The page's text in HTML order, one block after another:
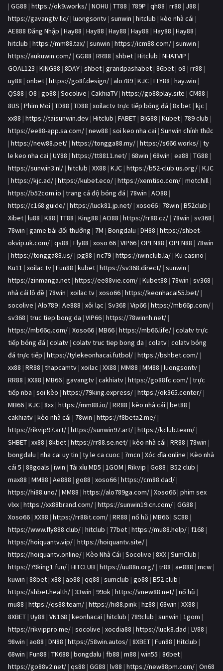
| GG88 | https://ok9.works/ | NOHU | TT88 | 789P | qh88 | rr88 | J88 |
https://gavangtv.llc/ | luongsontv | sunwin | hitclub | kèo nhà cái |
AE888 Đăng Nhập | Hay88 | Hay88 | Hay88 | Hay88 | Hay88 | Hay88 |
hitclub | https://mm88.tax/ | sunwin | https://icm88.com/ | sunwin |
https://aukuwin.com/ | GG88 | RR88 | shbet | Hitclub | NHATVIP |
GOAL123 | KING88 | 8DAY | shbet | grandpashabet | 86bet | o8 | rr88 |
uy88 | onbet | https://go8f.design/ | alo789 | KJC | FLY88 | hay.win |
QS88 | O8 | go88 | Socolive | CakhiaTV | https://go88play.site | CM88 |
8US | Phim Moi | TD88 | TD88 | xoilactv trực tiếp bóng đá | 8x bet | kjc |
xx88 | https://taisunwin.dev | Hitclub | FABET | BIG88 | Kubet | 789 club |
https://ee88-app.sa.com/ | new88 | soi keo nha cai | Sunwin chính thức
| https://new88.pet/ | https://tongga88.my/ | https://s666.works/ | ty
le keo nha cai | UY88 | https://tt8811.net/ | 68win | 68win | ea88 | TG88 |
https://sunwin3.nl/ | hitclub | XX88 | KJC | https://b52-club.us.org/ | KJC
| https://kjc.ad/ | https://kubet.eco/ | https://xemtiso.com/ | motchill |
https://b52com.io | trang cá độ bóng đá | 78win | AO88 |
https://c168.guide/ | https://luck81.jp.net/ | xoso66 | 78win | B52club |
Xibet | lu88 | K88 | TT88 | King88 | AO88 | https://rr88.cz/ | 78win | sv368 |
78win | game bài đổi thưởng | 7M | Bongdalu | DH88 | https://shbet-
okvip.uk.com/ | qs88 | Fly88 | xoso 66 | VIP66 | OPEN88 | OPEN88 | 78win
| https://tongga88.us/ | pg88 | ric79 | https://iwinclub.la/ | Ku casino |
Ku11 | xoilac tv | Fun88 | kubet | https://sv368.direct/ | sunwin |
https://zinmanga.net | https://ee88vie.com/ | Kubet88 | 78win | sv368 |
nhà cái lô đề | 78win | xoilac tv | xoso66 | https://keonhacai55.bet/ |
socolive | Alo789 | Ae888 | xôi lạc | Sv368 | Vip66 | https://mb66p.com/ |
sv368 | truc tiep bong da | VIP66 | https://78winnh.net/ |
https://mb66q.com/ | Xoso66 | MB66 | https://mb66.life/ | colatv trực
tiếp bóng đá | colatv | colatv truc tiep bong da | colatv | colatv bóng
đá trực tiếp | https://tylekeonhacai.futbol/ | https://bshbet.com/ |
xx88 | RR88 | thapcamtv | xoilac | XX88 | MM88 | MM88 | luongsontv |
RR88 | XX88 | MB66 | gavangtv | cakhiatv | https://go88fc.com/ | trực
tiếp nba | soi kèo | https://79king.express/ | https://ok365.center/ |
MB66 | KJC | 8xx | https://mm88.io/ | RR88 | kèo nhà cái | bet88 |
cakhiatv | kèo nhà cái | 78win | https://f8beta2.me/ |
https://rikvip97.art/ | https://sunwin97.art/ | https://kclub.team/ |
SHBET | xx88 | 8kbet | https://rr88.se.net/ | kèo nhà cái | RR88 | 78win |
bongdalu | nha cai uy tin | ty le ca cuoc | 7mcn | Xóc đĩa online | Kèo nhà
cái 5 | 88goals | iwin | Tài xỉu MD5 | 1GOM | Rikvip | Go88 | B52 club |
max88 | MM88 | Ae888 | go88 | xoso66 | https://cm88.dad/ |
https://hi88.uno/ | MM88 | https://alo789ga.com/ | Xoso66 | phim sex
vlxx | https://xx88brand.com/ | https://sunwin19.cn.com/ | GG88 |
Xoso66 | XX88 | https://rr88it.com/ | RR88 | nổ hũ | MB66 | SC88 |
https://www.fly888.club/ | hitclub | 77bet | https://mu88.help/ | f168 |
https://hoiquantv.vip/ | https://hoiquantv.site/ |
https://hoiquantv.online/ | Kèo Nhà Cái | Socolive | 8XX | SumClub |
https://79king1.fun/ | HITCLUB | https://uu88n.org/ | tr88 | ae888 | mcw |
kuwin | 88bet | x88 | ao88 | qq88 | sumclub | go88 | B52 club |
https://shbet.health/ | 33win | 99ok | https://vnew88.net/ | nổ hũ |
mu88 | https://qs88.team/ | https://hi88.pink | hz88 | 68win | XX88 |
8XBET | Uy88 | VN168 | keonhacai | hitclub | 789club | sunwin | 1gom |
https://rikvippro.me/ | socolive | xocdia88 | https://luck8.dad | LV88 |
98win | ao88 | DN88 | https://58win.autos/ | 8XBET | Fun88 | Hitclub |
68win | Fun88 | TK688 | bongdalu | fb88 | m88 | win55 | 86bet |
https://go88v2.net/ | qs88 | GG88 | lv88 | https://new88pm.com/ | On68